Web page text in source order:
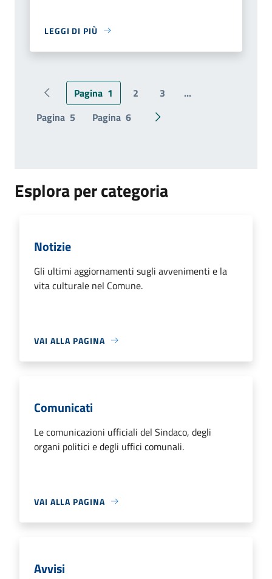
LEGGI DI PIÙ
Pagina precedente
Pagina 1 2 3
...
Pagina 5 Pagina 6 Pagina successiva
Esplora per categoria
Notizie
Gli ultimi aggiornamenti sugli avvenimenti e la
vita culturale nel Comune.
VAI ALLA PAGINA
Comunicati
Le comunicazioni ufficiali del Sindaco, degli
organi politici e degli uffici comunali.
VAI ALLA PAGINA
Avvisi